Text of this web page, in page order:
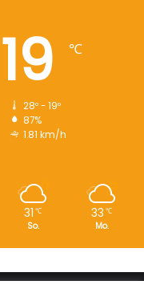
19 ℃
28º - 19º
87%
1.81 km/h
31 ℃
So.
33 ℃
Mo.